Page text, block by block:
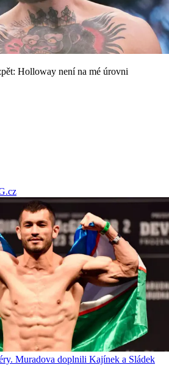
Holloway není na mé úrovni
Muradova doplnili Kajínek a Sládek